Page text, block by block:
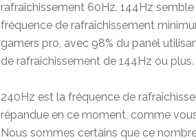
rafraîchissement 60Hz. 144Hz
fréquence de rafraîchissement
gamers pro, avec 98% du panel
de rafraîchissement de 144Hz ou plus.
240Hz est la fréquence de
répandue en ce moment, comme
Nous sommes certains que ce